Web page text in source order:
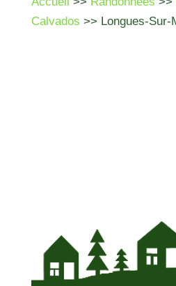
Calvados >> Longues-Sur-